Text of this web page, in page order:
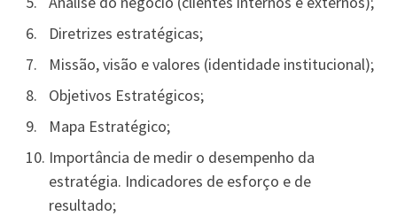
Diretrizes estratégicas;
Missão, visão e valores (identidade institucional);
Objetivos Estratégicos;
Mapa Estratégico;
Importância de medir o desempenho da
estratégia. Indicadores de esforço e de
resultado;